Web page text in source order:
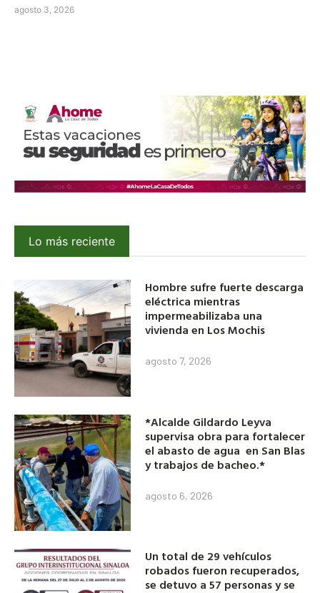
agosto 3, 2026
Lo más reciente
Hombre sufre fuerte descarga
eléctrica mientras
impermeabilizaba una
vivienda en Los Mochis
agosto 7, 2026
*Alcalde Gildardo Leyva
supervisa obra para fortalecer
el abasto de agua en San Blas
y trabajos de bacheo.*
agosto 6, 2026
Un total de 29 vehículos
robados fueron recuperados,
se detuvo a 57 personas y se